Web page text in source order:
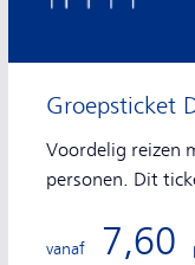
Groepsticket
Voordelig reizen
personen. Dit
vanaf 7,60